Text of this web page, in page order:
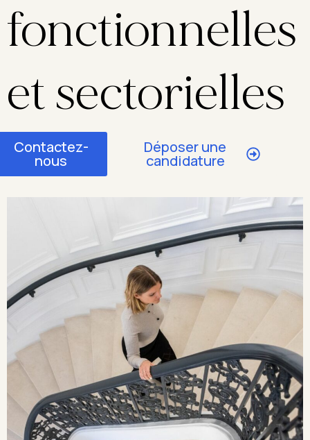
fonctionnelles
et sectorielles
Contactez-
nous
Déposer une
candidature